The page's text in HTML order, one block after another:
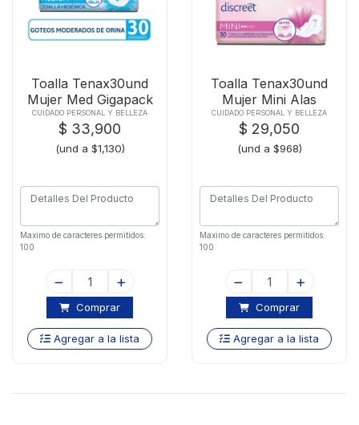
Toalla Tenax30und
Mujer Med Gigapack
CUIDADO PERSONAL Y BELLEZA
$ 33,900
(und a $1,130)
Maximo de caracteres permitidos:
100
Comprar
Agregar a la lista
Toalla Tenax30und
Mujer Mini Alas
CUIDADO PERSONAL Y BELLEZA
$ 29,050
(und a $968)
Maximo de caracteres permitidos:
100
Comprar
Agregar a la lista